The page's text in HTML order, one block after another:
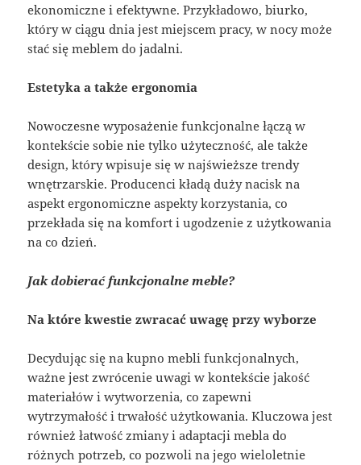
ekonomiczne i efektywne. Przykładowo, biurko,
który w ciągu dnia jest miejscem pracy, w nocy może
stać się meblem do jadalni.
Estetyka a także ergonomia
Nowoczesne wyposażenie funkcjonalne łączą w
kontekście sobie nie tylko użyteczność, ale także
design, który wpisuje się w najświeższe trendy
wnętrzarskie. Producenci kładą duży nacisk na
aspekt ergonomiczne aspekty korzystania, co
przekłada się na komfort i ugodzenie z użytkowania
na co dzień.
Jak dobierać funkcjonalne meble?
Na które kwestie zwracać uwagę przy wyborze
Decydując się na kupno mebli funkcjonalnych,
ważne jest zwrócenie uwagi w kontekście jakość
materiałów i wytworzenia, co zapewni
wytrzymałość i trwałość użytkowania. Kluczowa jest
również łatwość zmiany i adaptacji mebla do
różnych potrzeb, co pozwoli na jego wieloletnie